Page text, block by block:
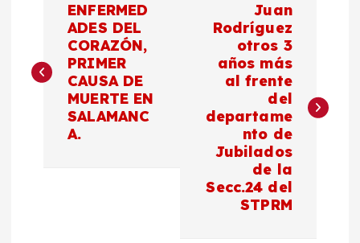
v
ENFERMED
ADES DEL
CORAZÓN,
PRIMER
CAUSA DE
MUERTE EN
SALAMANC
A.
Juan
Rodríguez
otros 3
años más
al frente
del
departame
nto de
Jubilados
de la
Secc.24 del
STPRM